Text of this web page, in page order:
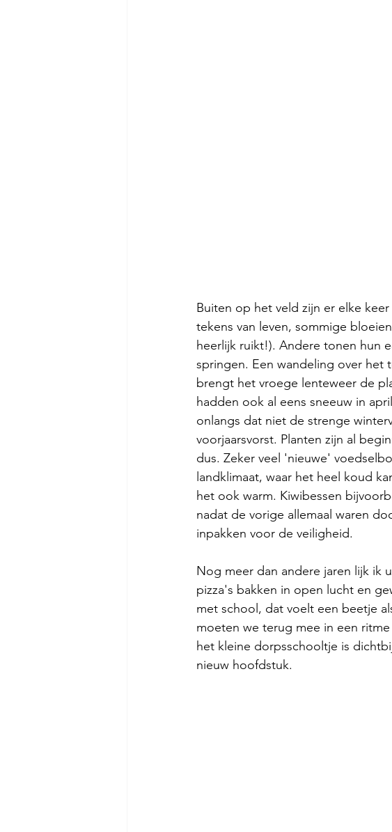
Buiten op het veld zijn er elke
tekens van leven, sommige
heerlijk ruikt!). Andere tonen hun
springen. Een wandeling over
brengt het vroege lenteweer de
hadden ook al eens sneeuw in
onlangs dat niet de strenge
voorjaarsvorst. Planten zijn al
dus. Zeker veel 'nieuwe'
landklimaat, waar het heel koud
het ook warm. Kiwibessen
nadat de vorige allemaal waren
inpakken voor de veiligheid.
Nog meer dan andere jaren lijk ik
pizza's bakken in open lucht en
met school, dat voelt een beetje
moeten we terug mee in een
het kleine dorpsschooltje is
nieuw hoofdstuk.